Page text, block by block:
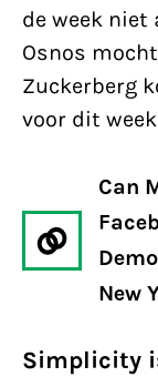
de week niet
Osnos
Zuckerberg
voor dit
Can
New
Simplicity